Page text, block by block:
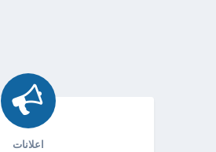
اعلانات